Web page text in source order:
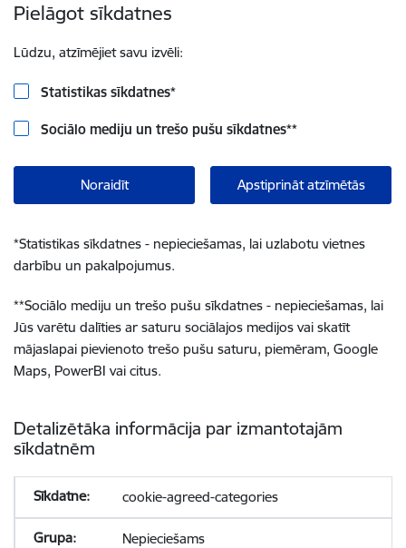
Pielāgot sīkdatnes
Lūdzu, atzīmējiet savu izvēli:
Statistikas sīkdatnes*
Sociālo mediju un trešo pušu sīkdatnes**
Noraidīt Apstiprināt atzīmētās
*Statistikas sīkdatnes - nepieciešamas, lai uzlabotu vietnes
darbību un pakalpojumus.
**Sociālo mediju un trešo pušu sīkdatnes - nepieciešamas, lai
Jūs varētu dalīties ar saturu sociālajos medijos vai skatīt
mājaslapai pievienoto trešo pušu saturu, piemēram, Google
Maps, PowerBI vai citus.
Detalizētāka informācija par izmantotajām
sīkdatnēm
cookie-agreed-categories
Nepieciešams